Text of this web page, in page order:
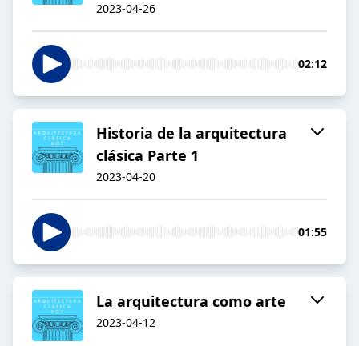
2023-04-26
02:12
Historia de la arquitectura
clásica Parte 1
2023-04-20
01:55
La arquitectura como arte
2023-04-12